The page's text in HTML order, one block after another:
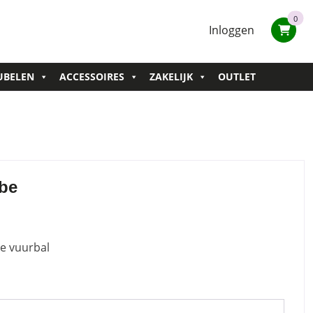
Inloggen
0
ACCESSOIRES ZAKELIJK OUTLET
vuurbal